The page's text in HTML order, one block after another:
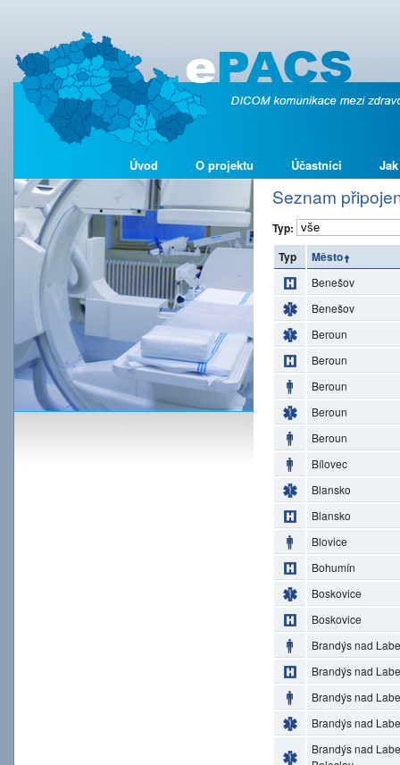
Úvod O projektu Účastníci
Seznam
Typ:
Typ
Město
Benešov
Benešov
Beroun
Beroun
Beroun
Beroun
Beroun
Bílovec
Blansko
Blansko
Blovice
Bohumín
Boskovice
Boskovice
Brandýs nad
Brandýs nad
Brandýs nad
Brandýs nad
Brandýs nad